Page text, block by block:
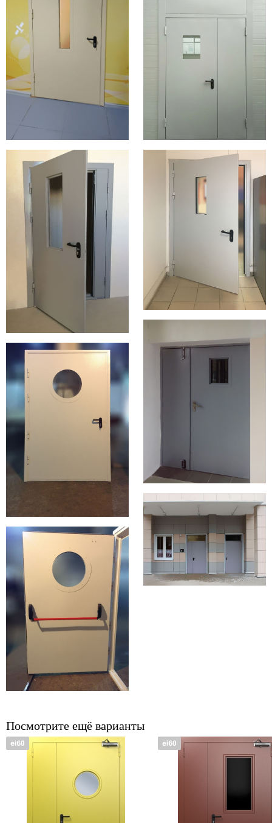
Посмотрите ещё варианты